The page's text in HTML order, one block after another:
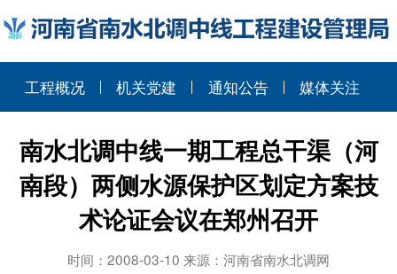
工程概况 机关党建 通知公告 媒体关注
南水北调中线一期工程总干渠（河
南段）两侧水源保护区划定方案技
术论证会议在郑州召开
时间：2008-03-10 来源：河南省南水北调网